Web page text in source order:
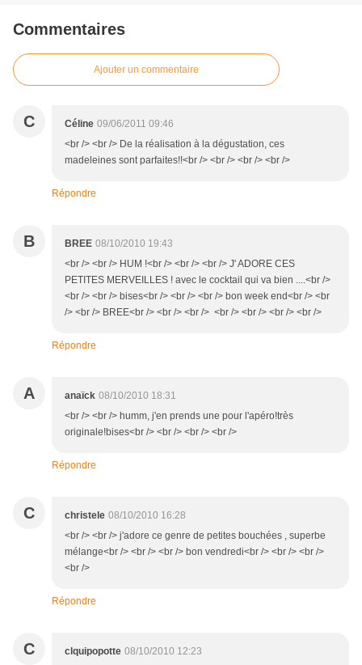
Commentaires
Ajouter un commentaire
C Céline 09/06/2011 09:46
<br /> <br /> De la réalisation à la dégustation, ces
madeleines sont parfaites!!<br /> <br /> <br /> <br />
Répondre
B BREE 08/10/2010 19:43
<br /> <br /> HUM !<br /> <br /> <br /> J' ADORE CES
PETITES MERVEILLES ! avec le cocktail qui va bien ....<br />
<br /> <br /> bises<br /> <br /> <br /> bon week end<br /> <br
/> <br /> BREE<br /> <br /> <br /> <br /> <br /> <br /> <br />
Répondre
A anaïck 08/10/2010 18:31
<br /> <br /> humm, j'en prends une pour l'apéro!très
originale!bises<br /> <br /> <br /> <br />
Répondre
C christele 08/10/2010 16:28
<br /> <br /> j'adore ce genre de petites bouchées , superbe
mélange<br /> <br /> <br /> bon vendredi<br /> <br /> <br />
<br />
Répondre
C clquipopotte 08/10/2010 12:23